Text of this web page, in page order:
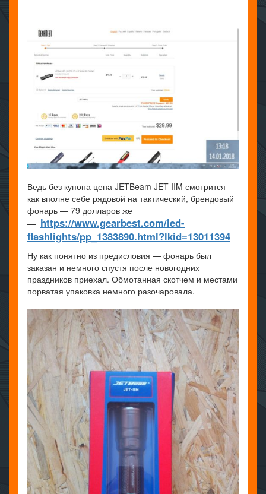
Ведь без купона цена JETBeam JET-IIM смотрится
как вполне себе рядовой на тактический, брендовый
фонарь — 79 долларов же
— https://www.gearbest.com/led-
flashlights/pp_1383890.html?lkid=13011394
Ну как понятно из предисловия — фонарь был
заказан и немного спустя после новогодних
праздников приехал. Обмотанная скотчем и местами
порватая упаковка немного разочаровала.